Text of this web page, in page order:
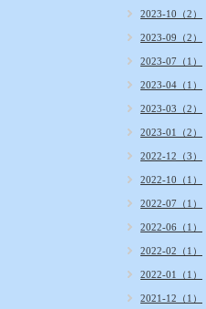
2023-10（2）
2023-09（2）
2023-07（1）
2023-04（1）
2023-03（2）
2023-01（2）
2022-12（3）
2022-10（1）
2022-07（1）
2022-06（1）
2022-02（1）
2022-01（1）
2021-12（1）